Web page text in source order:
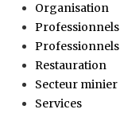
Organisation
Restauration
Secteur minier
Services